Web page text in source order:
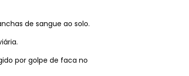
de sangue ao solo.
por golpe de faca no